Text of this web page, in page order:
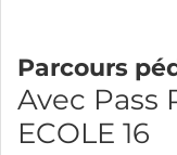
Parcours
Avec Pass
ECOLE 16